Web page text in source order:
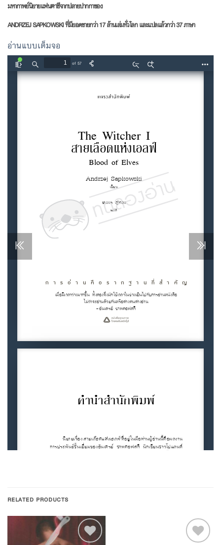
มหากาพย์นิยายแฟนตาซีจากปลายปากกาของ
ANDRZEJ SAPKOWSKI ที่มียอดขายกว่า 17 ล้านเล่มทั่วโลก และแปลแล้วกว่า 37 ภาษา
อ่านแบบเต็มจอ
RELATED PRODUCTS